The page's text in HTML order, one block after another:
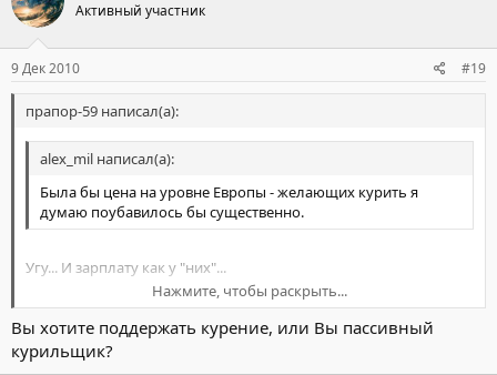
Активный участник
9 Дек 2010 #19
прапор-59 написал(а):
alex_mil написал(а):
Была бы цена на уровне Европы - желающих курить я
думаю поубавилось бы существенно.
Нажмите, чтобы раскрыть...
Угу... И зарплату как у "них"...
Сам не курю!
Нажмите, чтобы раскрыть...
Вы хотите поддержать курение, или Вы пассивный
курильщик?